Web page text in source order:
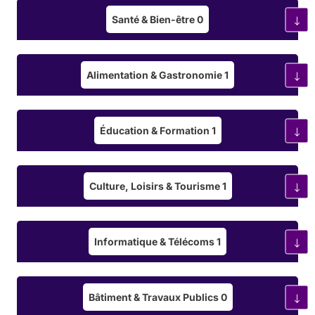
Santé & Bien-être0
Alimentation & Gastronomie1
Éducation & Formation 1
Culture, Loisirs & Tourisme1
Informatique & Télécoms1
Bâtiment & Travaux Publics0
Le secteur automobile repose sur une
production optimisée, intégrant des technologies
avancées telles que :
L’assemblage robotisé, pour une précision
maximale.
L’impression 3D, pour des pièces plus légères
L’électrification des véhicules, pour une
mobilité plus durable.
Les constructeurs développent desvoitures
thermiques, hybrides et électriques , en intégrant
améliorer l’efficacité énergétique.